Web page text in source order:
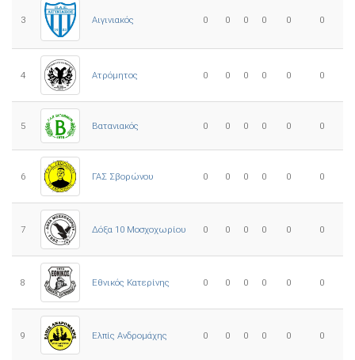
3 Αιγινιακός 0 0 0 0 0 0
4 Ατρόμητος 0 0 0 0 0 0
5 Βατανιακός 0 0 0 0 0 0
6 ΓΑΣ Σβορώνου 0 0 0 0 0 0
7 Δόξα 10 Μοσχοχωρίου 0 0 0 0 0 0
8 Εθνικός Κατερίνης 0 0 0 0 0 0
9 Ελπίς Ανδρομάχης 0 0 0 0 0 0